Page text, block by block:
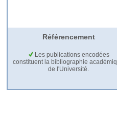
Référencement
Les publications encodées
constituent la bibliographie
de l'Université.